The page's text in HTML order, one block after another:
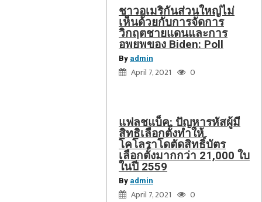
ชาวอเมริกันส่วนใหญ่ไม่
เห็นด้วยกับการจัดการ
วิกฤตชายแดนและการ
อพยพของ Biden: Poll
By admin
April 7, 2021 0
ตั้ง
มากกว่า
21,000
ใบ
ในปี
แฟลชแบ็ค: ปัญหารหัสผู้มี
สิทธิเลือกตั้งทำให้
โคโลราโดตัดสิทธิ์บัตร
เลือกตั้งมากกว่า 21,000 ใบ
ในปี 2559
By admin
April 7, 2021 0
การ
ดูแล
อาหาร
ไข้
เลือด
ออก
ใน
ระยะ
ไข้